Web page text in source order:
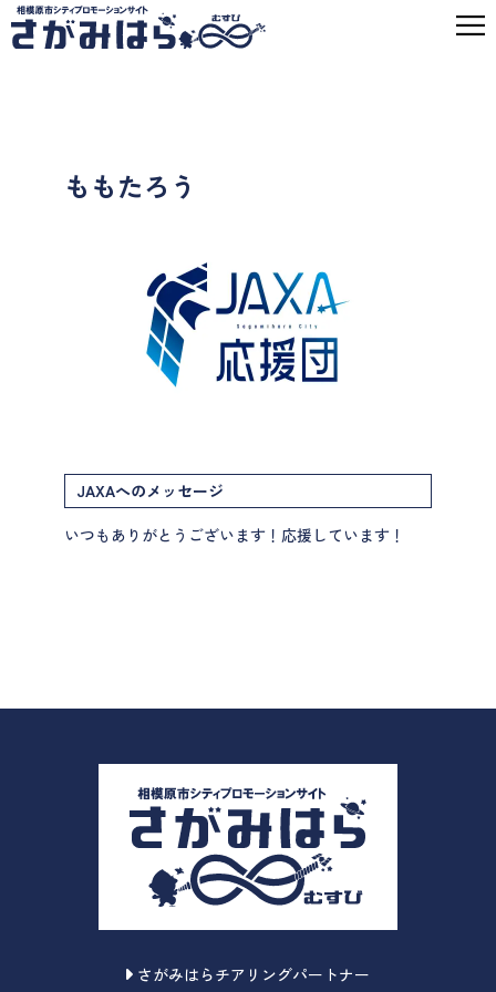
ももたろう
JAXAへのメッセージ
いつもありがとうございます！応援しています！
さがみはらチアリングパートナー